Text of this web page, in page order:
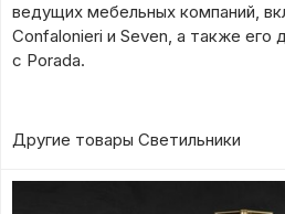
ведущих мебельных компаний,
Confalonieri и Seven, а также его
с Porada.
Другие товары Светильники